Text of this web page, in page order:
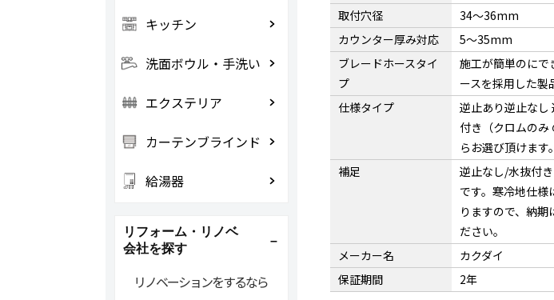
取付穴径
34〜36mm
カウンター厚み対応
5〜35mm
ブレードホースタイ
プ
施工が簡単のにで
ースを採用した製
仕様タイプ
逆止あり逆止なし
付き（クロムのみ
らお選び頂けます。
補足
逆止なし/水抜付
です。寒冷地仕様
りますので、納期
ださい。
メーカー名
カクダイ
保証期間
2年
キッチン
洗面ボウル・手洗い
エクステリア
カーテンブラインド
給湯器
リフォーム・リノベ
会社を探す
リノベーションをするなら